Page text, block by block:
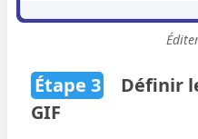
Étape 3
Définir
GIF